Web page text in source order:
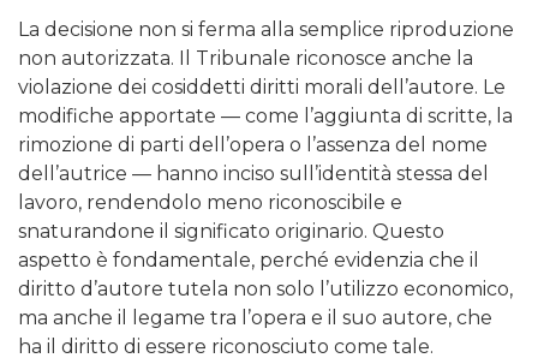
La decisione non si ferma alla semplice riproduzione
non autorizzata. Il Tribunale riconosce anche la
violazione dei cosiddetti diritti morali dell’autore. Le
modifiche apportate — come l’aggiunta di scritte, la
rimozione di parti dell’opera o l’assenza del nome
dell’autrice — hanno inciso sull’identità stessa del
lavoro, rendendolo meno riconoscibile e
snaturandone il significato originario. Questo
aspetto è fondamentale, perché evidenzia che il
diritto d’autore tutela non solo l’utilizzo economico,
ma anche il legame tra l’opera e il suo autore, che
ha il diritto di essere riconosciuto come tale.